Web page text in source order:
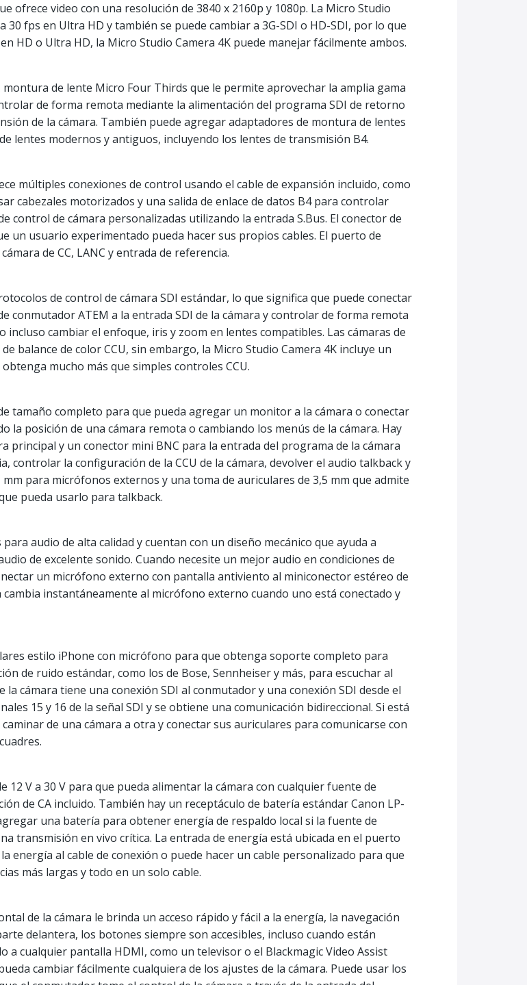
ofrece video con una resolución de 3840 x 2160p y 1080p. La Micro Studio
30 fps en Ultra HD y también se puede cambiar a 3G-SDI o HD-SDI, por lo que
HD o Ultra HD, la Micro Studio Camera 4K puede manejar fácilmente ambos.
de lente Micro Four Thirds que le permite aprovechar la amplia gama
de forma remota mediante la alimentación del programa SDI de retorno
de la cámara. También puede agregar adaptadores de montura de lentes
lentes modernos y antiguos, incluyendo los lentes de transmisión B4.
múltiples conexiones de control usando el cable de expansión incluido, como
cabezales motorizados y una salida de enlace de datos B4 para controlar
control de cámara personalizadas utilizando la entrada S.Bus. El conector de
un usuario experimentado pueda hacer sus propios cables. El puerto de
de CC, LANC y entrada de referencia.
de control de cámara SDI estándar, lo que significa que puede conectar
conmutador ATEM a la entrada SDI de la cámara y controlar de forma remota
cambiar el enfoque, iris y zoom en lentes compatibles. Las cámaras de
balance de color CCU, sin embargo, la Micro Studio Camera 4K incluye un
mucho más que simples controles CCU.
tamaño completo para que pueda agregar un monitor a la cámara o conectar
posición de una cámara remota o cambiando los menús de la cámara. Hay
principal y un conector mini BNC para la entrada del programa de la cámara
controlar la configuración de la CCU de la cámara, devolver el audio talkback y
para micrófonos externos y una toma de auriculares de 3,5 mm que admite
pueda usarlo para talkback.
audio de alta calidad y cuentan con un diseño mecánico que ayuda a
de excelente sonido. Cuando necesite un mejor audio en condiciones de
un micrófono externo con pantalla antiviento al miniconector estéreo de
instantáneamente al micrófono externo cuando uno está conectado y
estilo iPhone con micrófono para que obtenga soporte completo para
de ruido estándar, como los de Bose, Sennheiser y más, para escuchar al
cámara tiene una conexión SDI al conmutador y una conexión SDI desde el
15 y 16 de la señal SDI y se obtiene una comunicación bidireccional. Si está
de una cámara a otra y conectar sus auriculares para comunicarse con
12 V a 30 V para que pueda alimentar la cámara con cualquier fuente de
de CA incluido. También hay un receptáculo de batería estándar Canon LP-
una batería para obtener energía de respaldo local si la fuente de
transmisión en vivo crítica. La entrada de energía está ubicada en el puerto
energía al cable de conexión o puede hacer un cable personalizado para que
más largas y todo en un solo cable.
de la cámara le brinda un acceso rápido y fácil a la energía, la navegación
delantera, los botones siempre son accesibles, incluso cuando están
a cualquier pantalla HDMI, como un televisor o el Blackmagic Video Assist
cambiar fácilmente cualquiera de los ajustes de la cámara. Puede usar los